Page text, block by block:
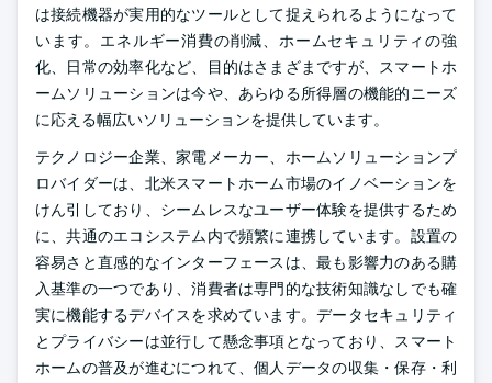
は接続機器が実用的なツールとして捉えられるようになって
います。エネルギー消費の削減、ホームセキュリティの強
化、日常の効率化など、目的はさまざまですが、スマートホ
ームソリューションは今や、あらゆる所得層の機能的ニーズ
に応える幅広いソリューションを提供しています。
テクノロジー企業、家電メーカー、ホームソリューションプ
ロバイダーは、北米スマートホーム市場のイノベーションを
けん引しており、シームレスなユーザー体験を提供するため
に、共通のエコシステム内で頻繁に連携しています。設置の
容易さと直感的なインターフェースは、最も影響力のある購
入基準の一つであり、消費者は専門的な技術知識なしでも確
実に機能するデバイスを求めています。データセキュリティ
とプライバシーは並行して懸念事項となっており、スマート
ホームの普及が進むにつれて、個人データの収集・保存・利